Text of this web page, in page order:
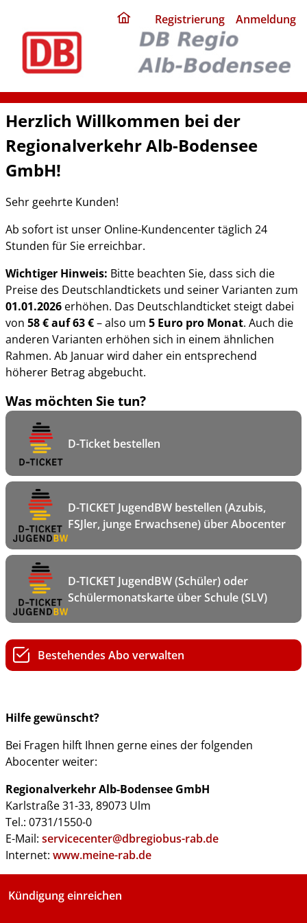
home
page
Registrierung Anmeldung
Herzlich Willkommen bei der
Regionalverkehr Alb-Bodensee
GmbH!
Sehr geehrte Kunden!
Ab sofort ist unser Online-Kundencenter täglich 24
Stunden für Sie erreichbar.
Wichtiger Hinweis: Bitte beachten Sie, dass sich die
Preise des Deutschlandtickets und seiner Varianten zum
01.01.2026 erhöhen. Das Deutschlandticket steigt dabei
von 58 € auf 63 €– also um 5 Euro pro Monat. Auch die
anderen Varianten erhöhen sich in einem ähnlichen
Rahmen. Ab Januar wird daher ein entsprechend
höherer Betrag abgebucht.
Was möchten Sie tun?
D-Ticket bestellen
D-TICKET JugendBW bestellen (Azubis,
FSJler, junge Erwachsene) über Abocenter
D-TICKET JugendBW (Schüler) oder
Schülermonatskarte über Schule (SLV)
Bestehendes Abo verwalten
Hilfe gewünscht?
Bei Fragen hilft Ihnen gerne eines der folgenden
Abocenter weiter:
Regionalverkehr Alb-Bodensee GmbH
Karlstraße 31-33, 89073 Ulm
Tel.: 0731/1550-0
E-Mail: servicecenter@dbregiobus-rab.de
Internet: www.meine-rab.de
Kündigung einreichen